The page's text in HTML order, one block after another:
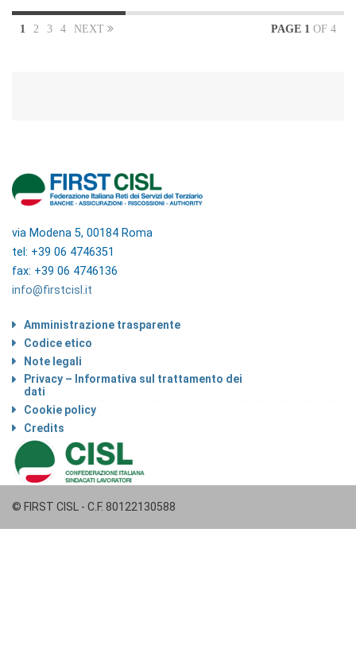
1 2 3 4 NEXT PAGE 1 OF 4
via Modena 5, 00184 Roma
tel: +39 06 4746351
fax: +39 06 4746136
info@firstcisl.it
Amministrazione trasparente
Codice etico
Note legali
Privacy – Informativa sul trattamento dei
dati
Cookie policy
Credits
© FIRST CISL - C.F. 80122130588